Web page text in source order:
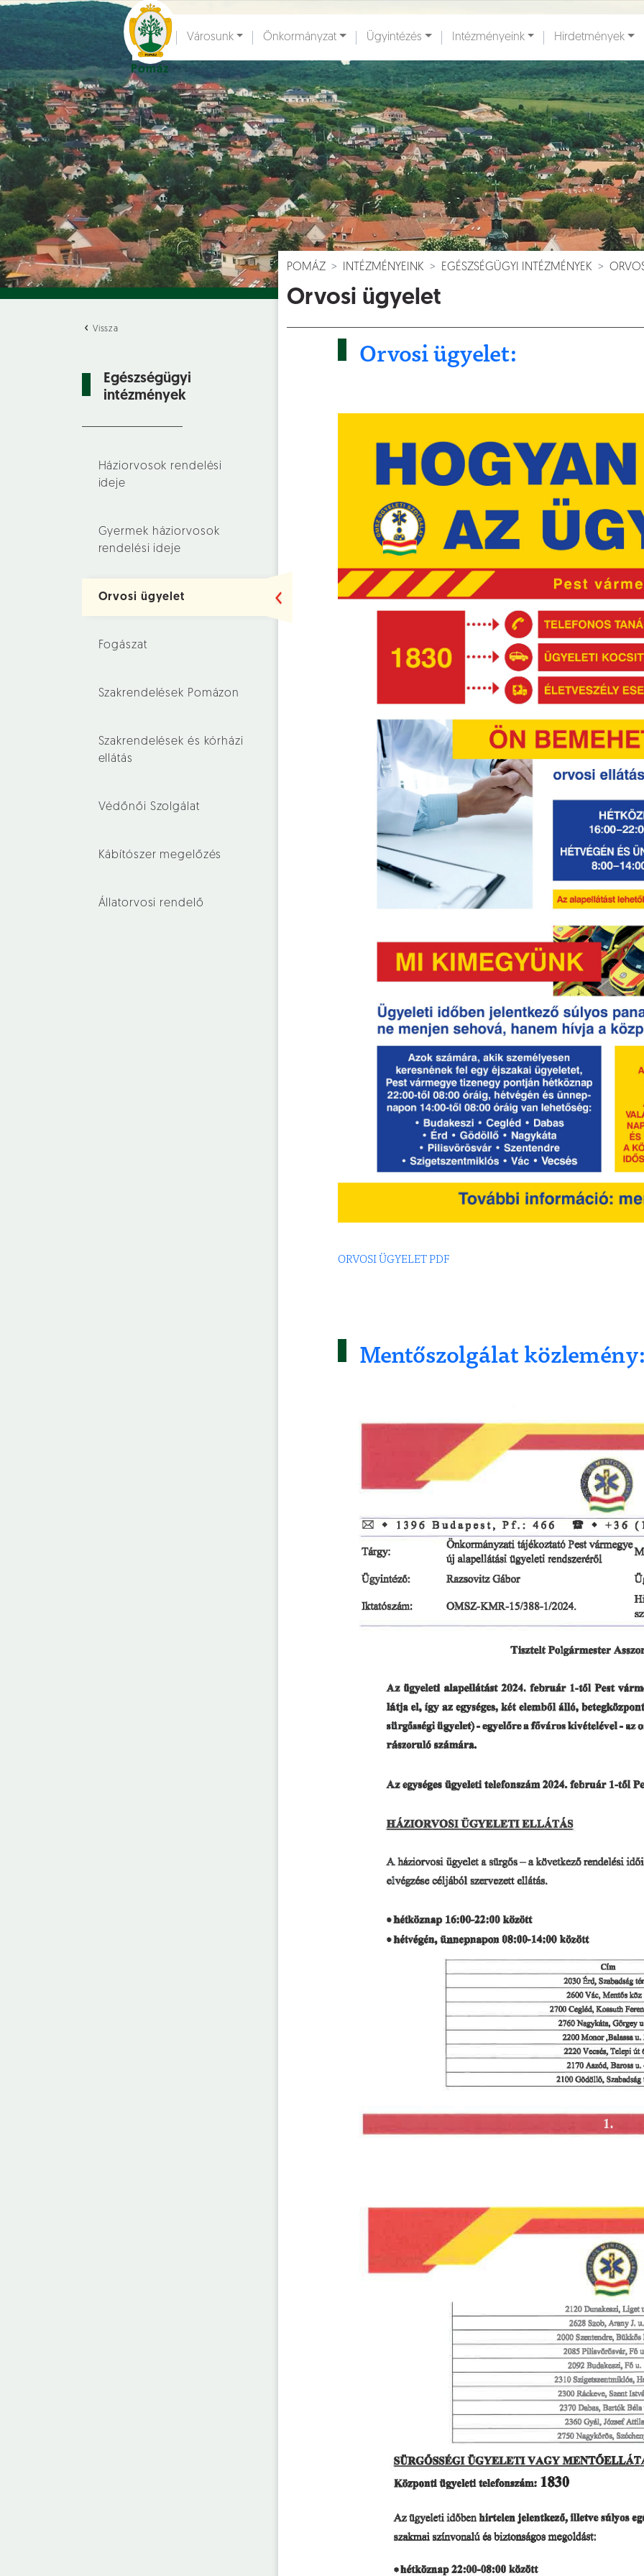
Pomáz
Ugrás a fő tartalomhoz
Városunk Önkormányzat Ügyintézés Intézményeink Hirdetmények
Vissza
Egészségügyi
intézmények
Háziorvosok rendelési
ideje
Gyermek háziorvosok
rendelési ideje
Orvosi ügyelet
Fogászat
Szakrendelések Pomázon
Szakrendelések és kórházi
ellátás
Védőnői Szolgálat
Kábítószer megelőzés
Állatorvosi rendelő
POMÁZ INTÉZMÉNYEINK EGÉSZSÉGÜGYI INTÉZMÉNYEK
Orvosi ügyelet
Orvosi ügyelet:
ORVOSI ÜGYELET PDF
Mentőszolgálat
Hírek [] Események [ ] Dokumentumok []